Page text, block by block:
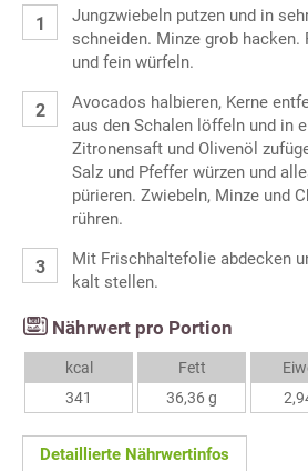
Jungzwiebeln putzen und in
schneiden. Minze grob
und fein würfeln.
Avocados halbieren, Kerne
aus den Schalen löffeln und in
Zitronensaft und Olivenöl
Salz und Pfeffer würzen und
pürieren. Zwiebeln, Minze und
rühren.
Mit Frischhaltefolie abdecken
kalt stellen.
Nährwert pro Portion
kcal
341
Fett
36,36 g
Detaillierte Nährwertinfos